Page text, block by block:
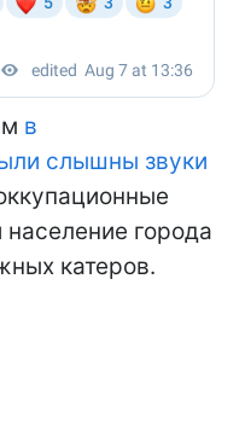
в
слышны звуки
города
катеров.